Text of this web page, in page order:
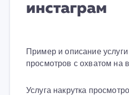
инстаграм
Пример и описание услуги
просмотров с охватом на
Услуга накрутка